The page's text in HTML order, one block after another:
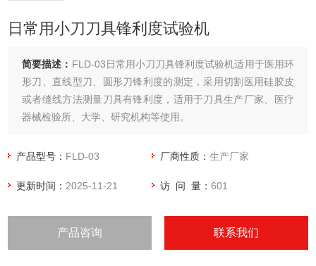
日常用小刀刀具锋利度试验机
简要描述： FLD-03日常用小刀刀具锋利度试验机适用于医用环
形刀、直线型刀、圆形刀锋利度的测定，采用切割医用硅胶皮
或者缝线方法测量刀具有锋利度，适用于刀具生产厂家、医疗
器械检验所、大学、研究机构等使用。
产品型号： FLD-03 厂商性质：生产厂家
更新时间： 2025-11-21 访 问 量：601
产品咨询 联系我们